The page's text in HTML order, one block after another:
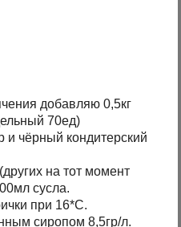
добавляю 0,5кг
70ед)
чёрный кондитерский
на тот момент
сусла.
при 16*С.
сиропом 8,5гр/л.